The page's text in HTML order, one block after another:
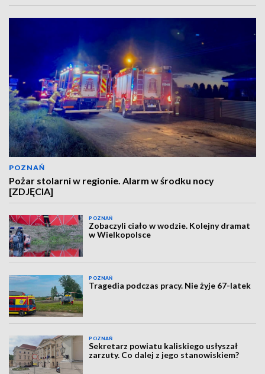
POZNAŃ
Pożar stolarni w regionie. Alarm w środku nocy
[ZDJĘCIA]
POZNAŃ
Zobaczyli ciało w wodzie. Kolejny dramat
w Wielkopolsce
POZNAŃ
Tragedia podczas pracy. Nie żyje 67-latek
POZNAŃ
Sekretarz powiatu kaliskiego usłyszał
zarzuty. Co dalej z jego stanowiskiem?